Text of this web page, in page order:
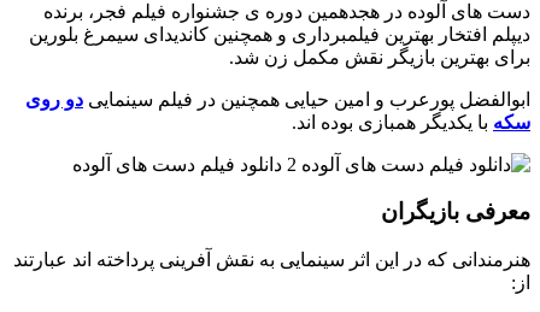
دست های آلوده در هجدهمین دوره ی جشنواره فیلم فجر، برنده
دیپلم افتخار بهترین فیلمبرداری و همچنین کاندیدای سیمرغ بلورین
برای بهترین بازیگر نقش مکمل زن شد.
ابوالفضل پورعرب و امین حیایی همچنین در فیلم سینمایی دو روی
سکه با یکدیگر همبازی بوده اند.
معرفی بازیگران
هنرمندانی که در این اثر سینمایی به نقش آفرینی پرداخته اند عبارتند
از: